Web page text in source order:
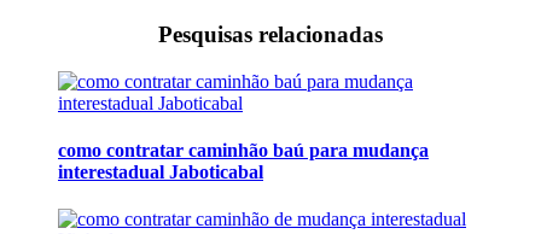
Pesquisas relacionadas
como contratar caminhão baú para mudança
interestadual Jaboticabal